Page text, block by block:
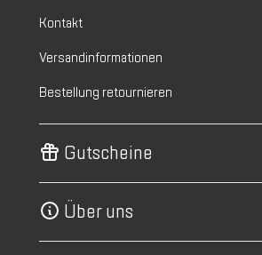
Kontakt
Versandinformationen
Bestellung retournieren
Gutscheine
Über uns